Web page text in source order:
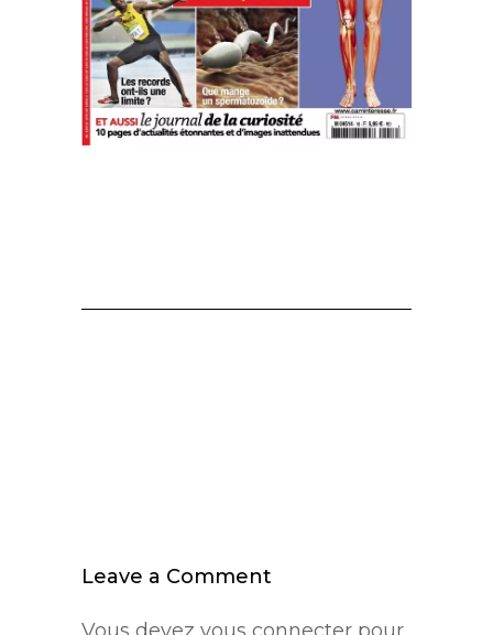
Leave a Comment
Vous devez vous connecter pour